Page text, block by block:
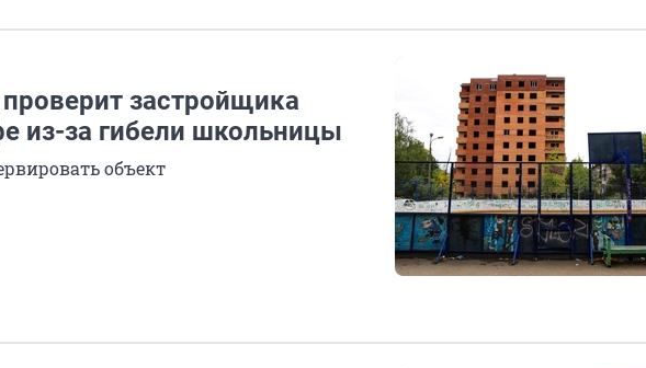
застройщика
из-за гибели школьницы
объект